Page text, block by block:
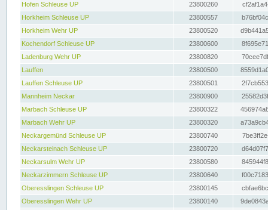
Hofen Schleuse UP
23800260
Horkheim Schleuse UP
23800557
Horkheim Wehr UP
23800520
Kochendorf Schleuse UP
23800600
Ladenburg Wehr UP
23800820
Lauffen
23800500
Lauffen Schleuse UP
23800501
Mannheim Neckar
23800900
Marbach Schleuse UP
23800322
Marbach Wehr UP
23800320
Neckargemünd Schleuse UP
23800740
Neckarsteinach Schleuse UP
23800720
Neckarsulm Wehr UP
23800580
Neckarzimmern Schleuse UP
23800640
Oberesslingen Schleuse UP
23800145
Oberesslingen Wehr UP
23800140